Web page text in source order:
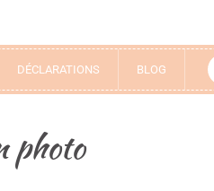
DÉCLARATIONS BLOG
photo